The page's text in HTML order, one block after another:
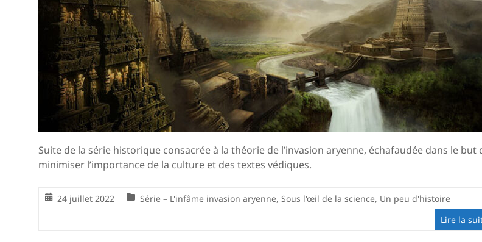
Suite de la série historique consacrée à la théorie de l’invasion aryenne, échafaudée dans le but
minimiser l’importance de la culture et des textes védiques.
24 juillet 2022 Série – L'infâme invasion aryenne, Sous l'œil de la science, Un peu d'histoire
Lire la